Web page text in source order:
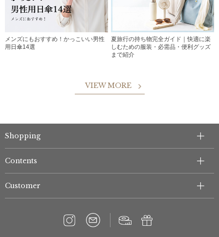
メンズにもおすすめ！かっこいい男性
用日傘14選
夏旅行の持ち物完全ガイド｜快適に楽
しむための服装・必需品・便利グッズ
まで紹介
VIEW MORE
Shopping
Contents
Customer